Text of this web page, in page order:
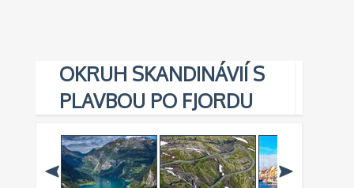
OKRUH SKANDINÁVIÍ S
PLAVBOU PO FJORDU